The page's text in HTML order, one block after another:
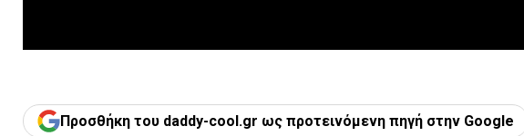
Προσθήκη του daddy-cool.gr ως προτεινόμενη πηγή στην Google